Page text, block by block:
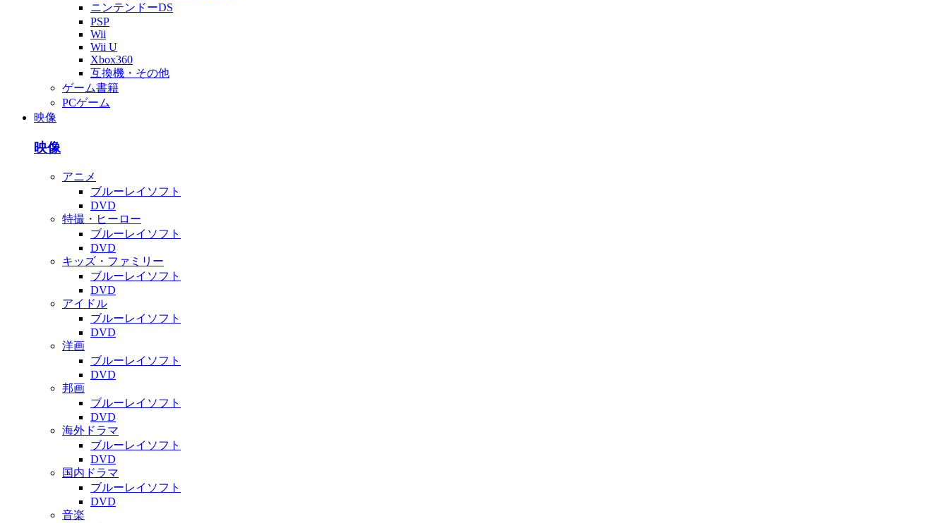
ニンテンドーDS
PSP
Wii
Wii U
Xbox360
互換機・その他
ゲーム書籍
PCゲーム
映像
映像
アニメ
ブルーレイソフト
DVD
特撮・ヒーロー
ブルーレイソフト
DVD
キッズ・ファミリー
ブルーレイソフト
DVD
アイドル
ブルーレイソフト
DVD
洋画
ブルーレイソフト
DVD
邦画
ブルーレイソフト
DVD
海外ドラマ
ブルーレイソフト
DVD
国内ドラマ
ブルーレイソフト
DVD
音楽